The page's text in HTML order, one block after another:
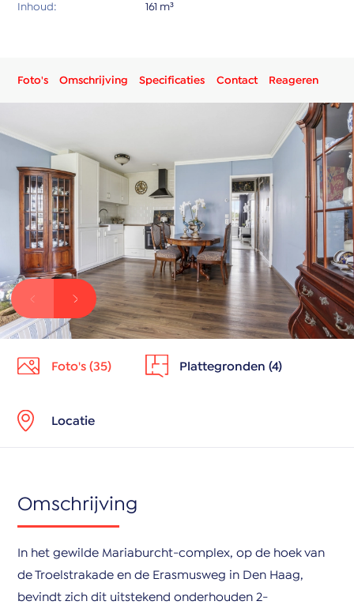
Inhoud:
161 m³
Foto's Omschrijving Specificaties Contact Reageren
Foto's (35) Plattegronden (4)
Locatie
Omschrijving
In het gewilde Mariaburcht-complex, op de hoek van
de Troelstrakade en de Erasmusweg in Den Haag,
bevindt zich dit uitstekend onderhouden 2-